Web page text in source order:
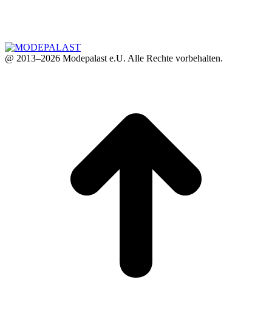
@ 2013–2026 Modepalast e.U. Alle Rechte vorbehalten.